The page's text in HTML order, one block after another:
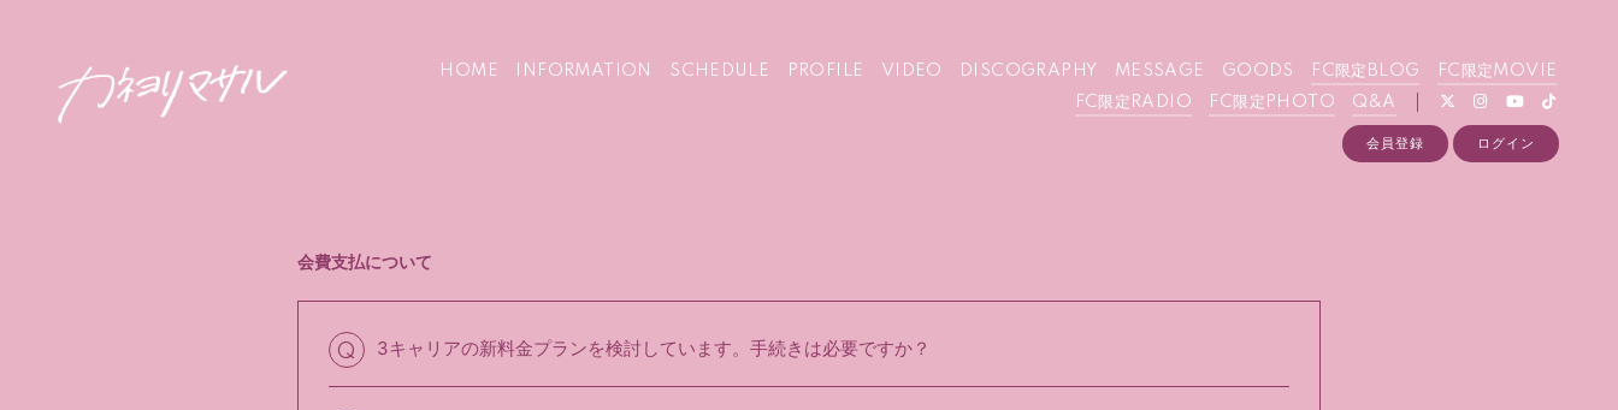
HOME INFORMATION SCHEDULE PROFILE VIDEO DISCOGRAPHY MESSAGE GOODS FC限定BLOG
FC限定MOVIE
FC限定RADIO
FC限定PHOTO Q&A
会員登録 ログイン
会費支払について
Q 3キャリアの新料金プランを検討しています。手続きは必要ですか？